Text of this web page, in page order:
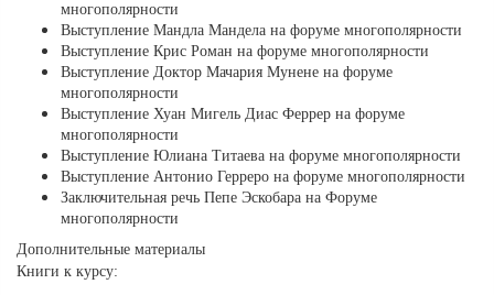
многополярности
Выступление Мандла Мандела на форуме многополярности
Выступление Крис Роман на форуме многополярности
Выступление Доктор Мачария Мунене на форуме
многополярности
Выступление Хуан Мигель Диас Феррер на форуме
многополярности
Выступление Юлиана Титаева на форуме многополярности
Выступление Антонио Герреро на форуме многополярности
Заключительная речь Пепе Эскобара на Форуме
многополярности
Дополнительные материалы
Книги к курсу: